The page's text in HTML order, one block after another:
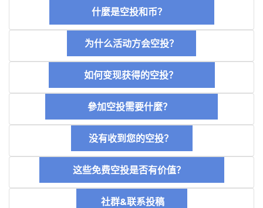
什麼是空投和币？
为什么活动方会空投？
如何变现获得的空投？
參加空投需要什麼？
没有收到您的空投？
这些免费空投是否有价值？
社群&联系投稿